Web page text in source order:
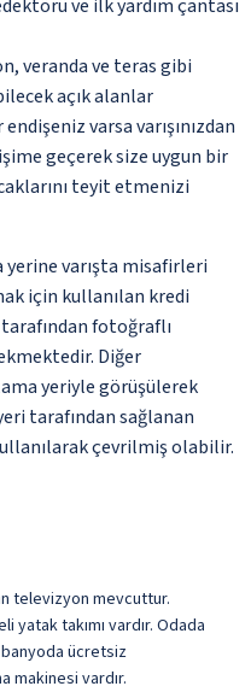
ve ilk yardım çantası
veranda ve teras gibi
açık alanlar
varsa varışınızdan
geçerek size uygun bir
teyit etmenizi
yerine varışta misafirleri
için kullanılan kredi
fotoğraflı
Diğer
yeriyle görüşülerek
tarafından sağlanan
çevrilmiş olabilir.
televizyon mevcuttur.
yatak takımı vardır. Odada
ücretsiz
makinesi vardır.